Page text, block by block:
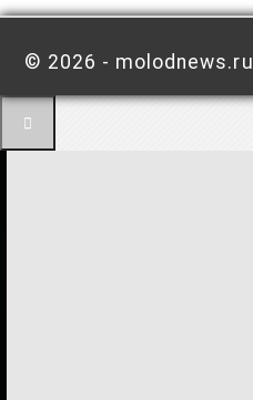
© 2026 - molodnews.ru